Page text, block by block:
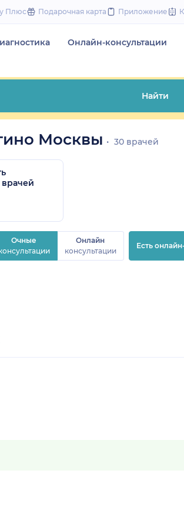
to
Плюс Подарочная карта Приложение
Онлайн-консультации
Найти
Москвы 30 врачей
Очные
Онлайн
консультации
Есть